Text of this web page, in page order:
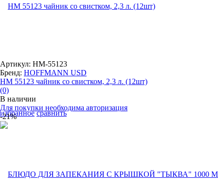
избранное сравнить
Артикул: HM-55123
Бренд: HOFFMANN USD
НМ 55123 чайник со свистком, 2,3 л. (12шт)
(0)
В наличии
Для покупки необходима авторизация
-21%